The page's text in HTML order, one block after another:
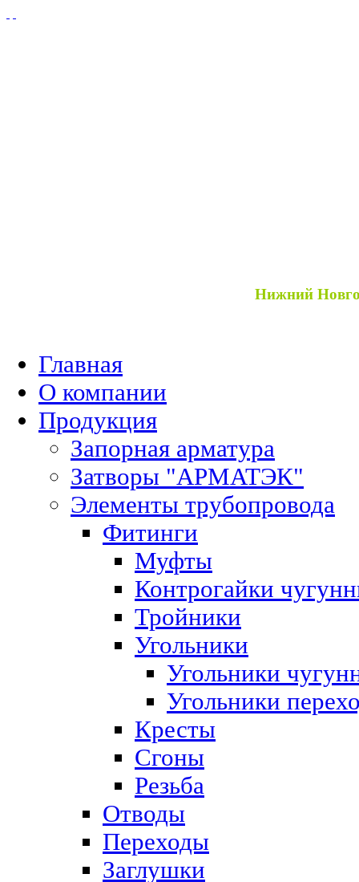
Нижний
Главная
О компании
Продукция
Запорная арматура
Затворы "АРМАТЭК"
Элементы трубопровода
Фитинги
Муфты
Контрогайки
Тройники
Угольники
Угольники
Угольники
Кресты
Сгоны
Резьба
Отводы
Переходы
Заглушки